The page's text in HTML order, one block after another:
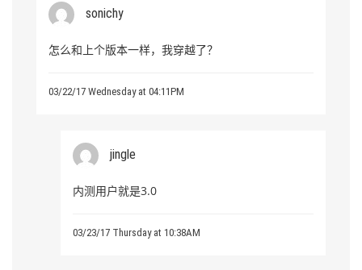
sonichy
怎么和上个版本一样，我穿越了？
03/22/17 Wednesday at 04:11PM
jingle
内测用户就是3.0
03/23/17 Thursday at 10:38AM